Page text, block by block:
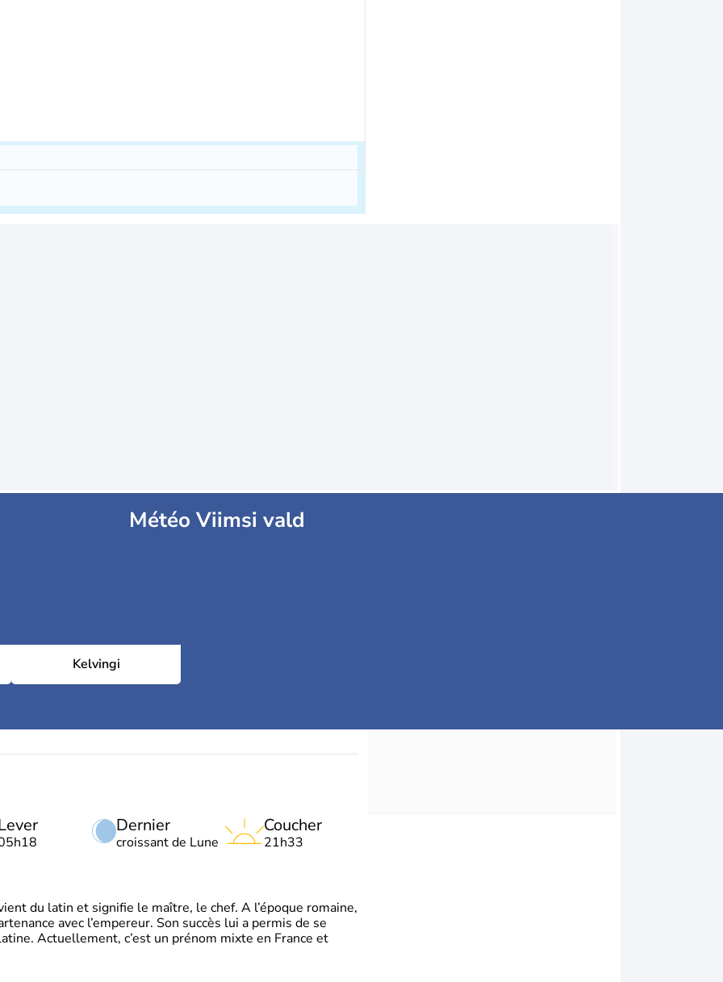
Météo Viimsi vald
Kelvingi
Dernier
croissant de Lune
Coucher
21h33
du latin et signifie le maître, le chef. A l’époque romaine,
avec l’empereur. Son succès lui a permis de se
Actuellement, c’est un prénom mixte en France et